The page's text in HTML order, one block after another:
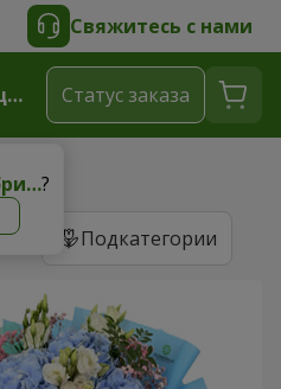
Свяжитесь с нами
Пасеки-Зубрицкие
Пасеки-Зубрицкие?
Cтатус заказа
Подкатегории